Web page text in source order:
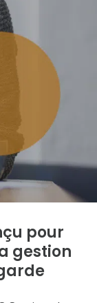
pour
gestion